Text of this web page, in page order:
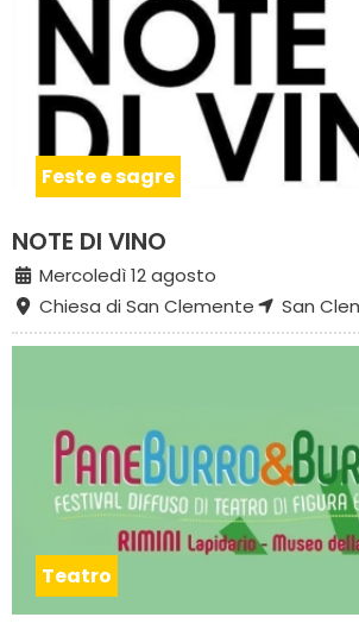
Feste e sagre
NOTE DI VINO
Mercoledì 12 agosto
Chiesa di San Clemente
San
Teatro